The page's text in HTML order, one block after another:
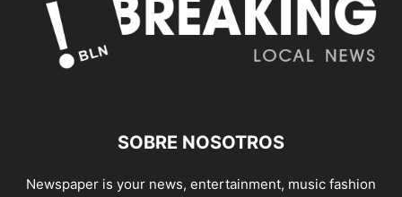
SOBRE NOSOTROS
Newspaper is your news, entertainment, music fashion